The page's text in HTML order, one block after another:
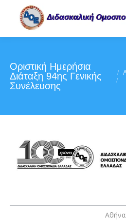
Οριστική Ημερήσια
Διάταξη 94ης Γενικής
Συνέλευσης